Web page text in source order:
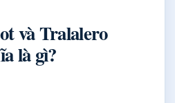
và Tralalero
là gì?